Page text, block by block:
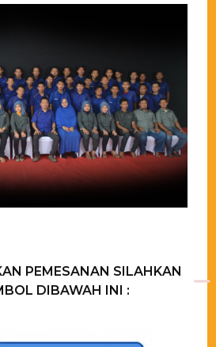
PEMESANAN SILAHKAN
DIBAWAH INI :